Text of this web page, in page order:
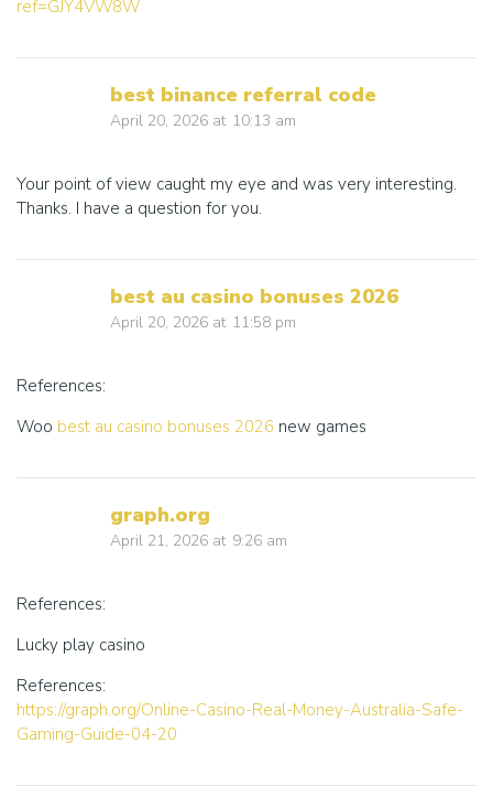
ref=GJY4VW8W
best binance referral code
April 20, 2026 at 10:13 am
Your point of view caught my eye and was very interesting.
Thanks. I have a question for you.
best au casino bonuses 2026
April 20, 2026 at 11:58 pm
References:
Woo best au casino bonuses 2026 new games
graph.org
April 21, 2026 at 9:26 am
References:
Lucky play casino
References:
https://graph.org/Online-Casino-Real-Money-Australia-Safe-
Gaming-Guide-04-20